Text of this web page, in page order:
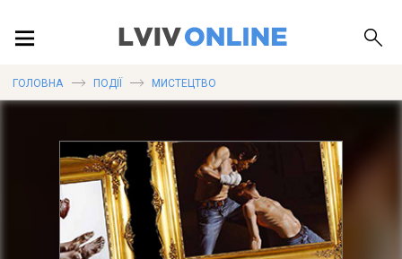
ПУБЛІКАЦІЇ
ГОЛОВНА ПОДІЇ МИСТЕЦТВО